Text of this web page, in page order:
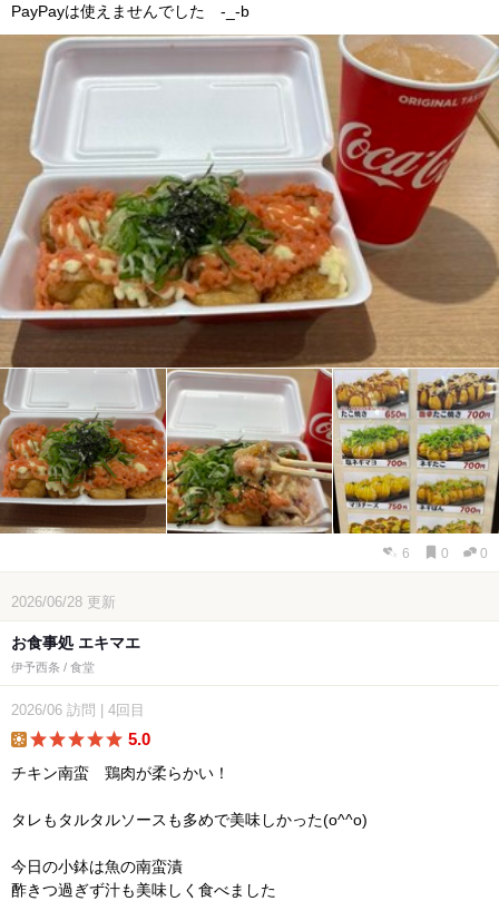
PayPayは使えませんでした -_-b
6 0 0
2026/06/28 更新
お食事処 エキマエ
伊予西条 / 食堂
2026/06 訪問 4回目
5.0
チキン南蛮 鶏肉が柔らかい！
タレもタルタルソースも多めで美味しかった(o^^o)
今日の小鉢は魚の南蛮漬
酢きつ過ぎず汁も美味しく食べました